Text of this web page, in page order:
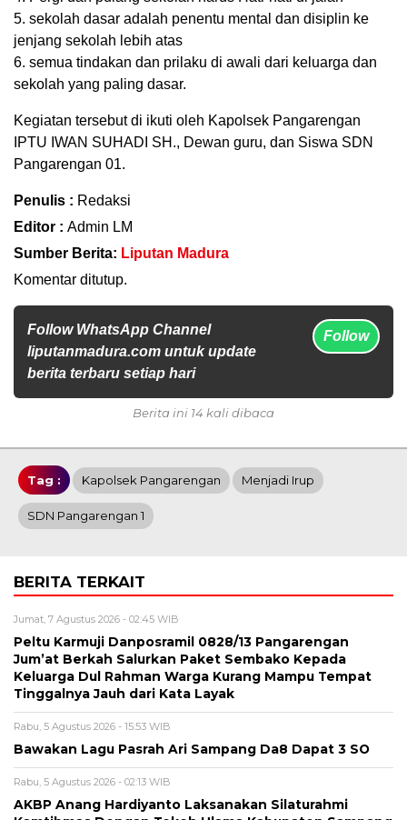
5. sekolah dasar adalah penentu mental dan disiplin ke
jenjang sekolah lebih atas
6. semua tindakan dan prilaku di awali dari keluarga dan
sekolah yang paling dasar.
Kegiatan tersebut di ikuti oleh Kapolsek Pangarengan
IPTU IWAN SUHADI SH., Dewan guru, dan Siswa SDN
Pangarengan 01.
Penulis : Redaksi
Editor : Admin LM
Sumber Berita: Liputan Madura
Komentar ditutup.
Follow WhatsApp Channel
liputanmadura.com untuk update
berita terbaru setiap hari
Follow
Berita ini 14 kali dibaca
Tag : Kapolsek Pangarengan Menjadi Irup
SDN Pangarengan 1
BERITA TERKAIT
Jumat, 7 Agustus 2026 - 02:45 WIB
Peltu Karmuji Danposramil 0828/13 Pangarengan
Jum’at Berkah Salurkan Paket Sembako Kepada
Keluarga Dul Rahman Warga Kurang Mampu Tempat
Tinggalnya Jauh dari Kata Layak
Rabu, 5 Agustus 2026 - 15:53 WIB
Bawakan Lagu Pasrah Ari Sampang Da8 Dapat 3 SO
Rabu, 5 Agustus 2026 - 02:13 WIB
AKBP Anang Hardiyanto Laksanakan Silaturahmi